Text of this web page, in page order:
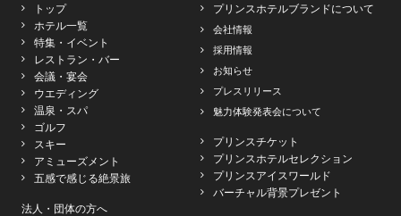
トップ
ホテル一覧
特集・イベント
レストラン・バー
会議・宴会
ウエディング
温泉・スパ
ゴルフ
スキー
アミューズメント
五感で感じる絶景旅
法人・団体の方へ
プリンスホテルブランドについて
会社情報
採用情報
お知らせ
プレスリリース
魅力体験発表会について
プリンスチケット
プリンスホテルセレクション
プリンスアイスワールド
バーチャル背景プレゼント